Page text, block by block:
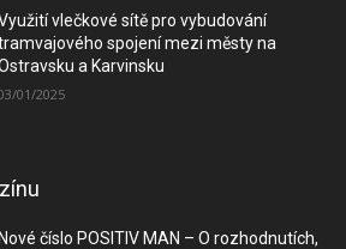
vlečkové sítě pro vybudování
spojení mezi městy na
a Karvinsku
01/2025
Nové číslo POSITIV MAN – O rozhodnutích,